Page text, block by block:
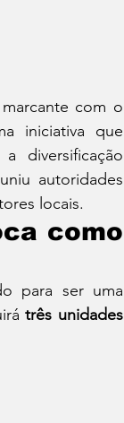
com o
iniciativa que
diversificação
autoridades
locais.
como
para ser uma
três unidades